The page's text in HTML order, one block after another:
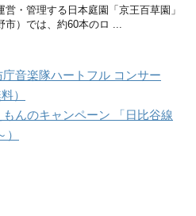
営・管理する日本庭園「京王百草園」
市）では、約60本のロ ...
音楽隊ハートフル コンサー
）
んのキャンペーン 「日比谷線